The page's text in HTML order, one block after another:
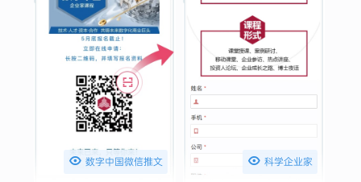
 数字中国微信推文  科学企业家